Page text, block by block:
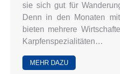
sie sich gut für
Denn in den Monaten
bieten mehrere
Karpfenspezialitäten…
MEHR DAZU